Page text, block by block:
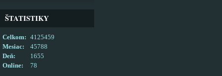
ŠTATISTIKY
Online: 78
Celkom:
4125459
Mesiac:
45788
Deň:
1655